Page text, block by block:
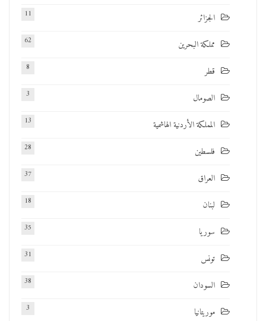
الجزائر 11
مملكة البحرين 62
قطر 8
الصومال 3
المملكة الأردنية الهاشمية 13
فلسطين 28
العراق 37
لبنان 18
سوريا 35
تونس 31
السودان 38
موريتانيا 3